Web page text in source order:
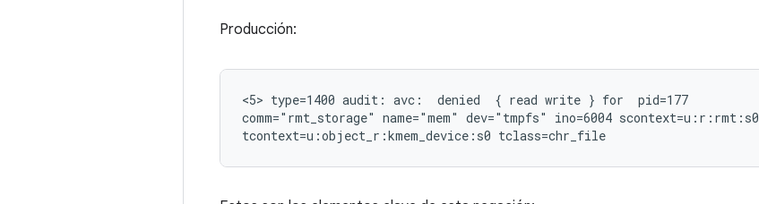
Producción:
<5> type=1400 audit: avc:  denied  { read write } for  pid=177
comm="rmt_storage" name="mem" dev="tmpfs" ino=6004 scontext=u:r:rmt:s0